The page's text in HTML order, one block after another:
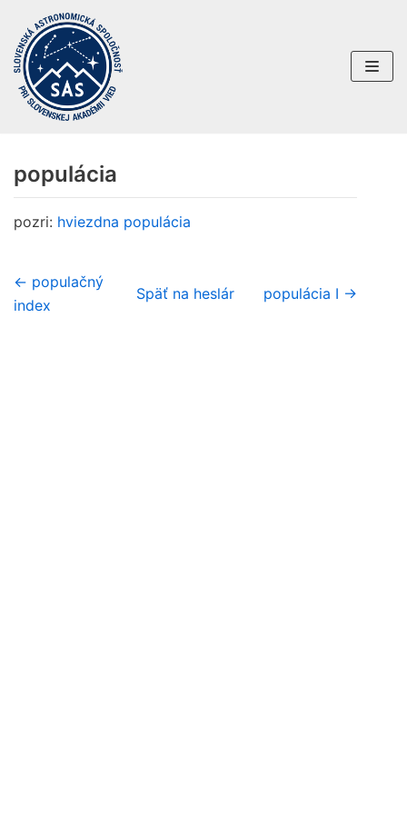
Preskočiť
na
obsah
populácia
pozri: hviezdna populácia
← populačný
index
Späť na heslár populácia I →